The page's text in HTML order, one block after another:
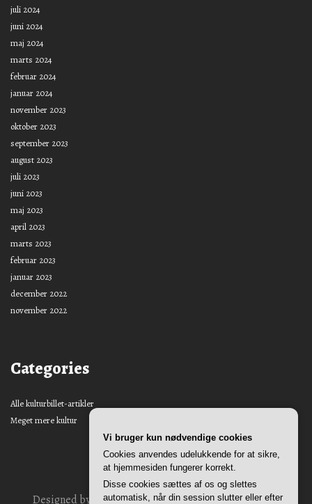
juli 2024
juni 2024
maj 2024
marts 2024
februar 2024
januar 2024
november 2023
oktober 2023
september 2023
august 2023
juli 2023
juni 2023
maj 2023
april 2023
marts 2023
februar 2023
januar 2023
december 2022
november 2022
Categories
Alle kulturbillet-artikler
Meget mere kultur
Designed by Nasio Themes||Powered byWordPress
Vi bruger kun nødvendige cookies
Cookies anvendes udelukkende for at sikre,
at hjemmesiden fungerer korrekt.
Disse cookies sættes af os og slettes
automatisk, når din session slutter eller efter